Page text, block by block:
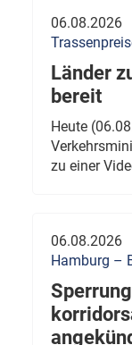
06.08.2026
Länder
bereit
Heute
zu einer
06.08.2026
Hamburg –